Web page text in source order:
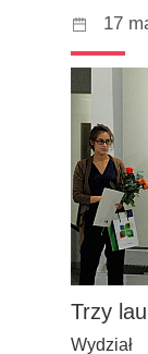
17
Trzy